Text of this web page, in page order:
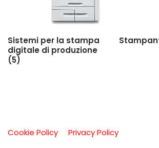
Sistemi per la stampa
digitale di produzione
(5)
Cookie Policy Privacy Policy